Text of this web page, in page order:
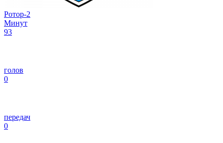
Ротор-2
Минут
93
голов
0
передач
0